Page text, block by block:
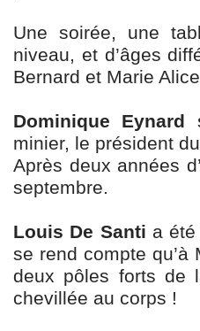
Une soirée, une
niveau, et d’âges
Bernard et Marie
Dominique Eynard
minier, le président
Après deux années
septembre.
Louis De Santi a
se rend compte
deux pôles forts de
chevillée au corps !